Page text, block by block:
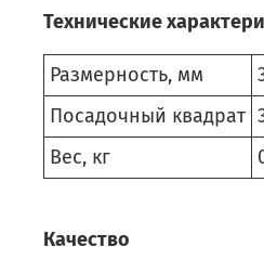
Технические
Размерность, мм
Посадочный квадрат
Вес, кг
Качество